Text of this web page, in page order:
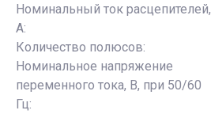
Номинальный ток расцепителей,
А:
Количество полюсов:
Номинальное напряжение
переменного тока, B, при 50/60
Гц: